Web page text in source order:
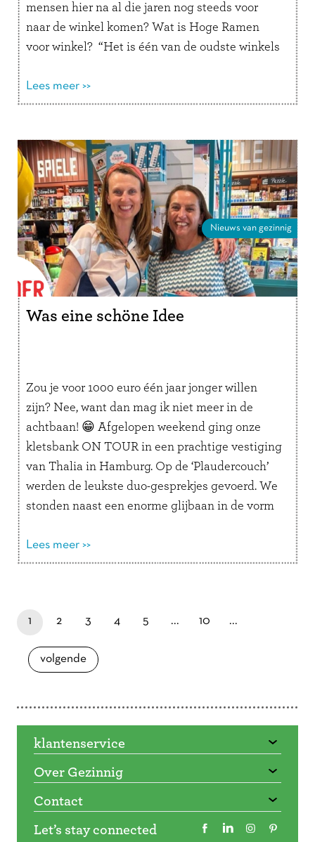
mensen hier na al die jaren nog steeds voor
naar de winkel komen? Wat is Hoge Ramen
voor winkel? “Het is één van de oudste winkels
Lees meer >>
Nieuws van gezinnig
Was eine schöne Idee
Zou je voor 1000 euro één jaar jonger willen
zijn? Nee, want dan mag ik niet meer in de
achtbaan! 😁 Afgelopen weekend ging onze
kletsbank ON TOUR in een prachtige vestiging
van Thalia in Hamburg. Op de ‘Plaudercouch’
werden de leukste duo-gesprekjes gevoerd. We
stonden naast een enorme glijbaan in de vorm
Lees meer >>
paginapage 1 of 16
je bent nu op pagina
1 pagina
2 pagina
3 pagina
4 pagina
5 ... pagina
10 ...
volgende
pagina
laatste pagina
klantenservice
Over Gezinnig
Contact
Let’s stay connected